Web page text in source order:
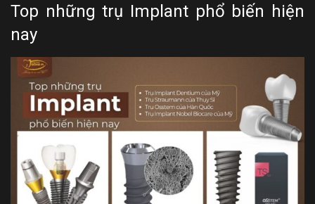
Top những trụ Implant phổ biến hiện
nay